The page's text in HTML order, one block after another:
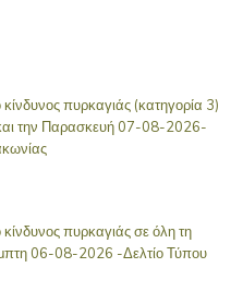
πυρκαγιάς (κατηγορία 3)
την Παρασκευή 07-08-2026-
πυρκαγιάς σε όλη τη
06-08-2026 -Δελτίο Τύπου